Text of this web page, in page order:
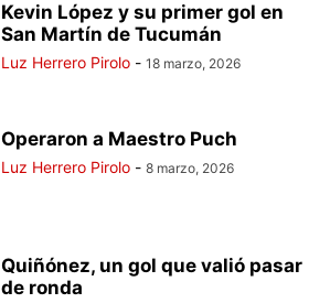
Kevin López y su primer gol en
San Martín de Tucumán
Luz Herrero Pirolo - 18 marzo, 2026
Operaron a Maestro Puch
Luz Herrero Pirolo - 8 marzo, 2026
Quiñónez, un gol que valió pasar
de ronda